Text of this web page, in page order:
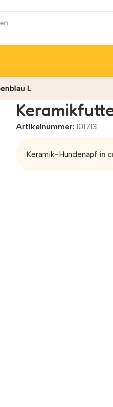
L
Artikelnummer:101713
Keramik-Hundenapf in